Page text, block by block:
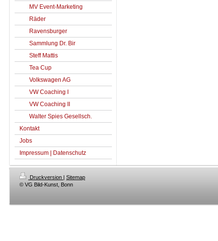
MV Event-Marketing
Räder
Ravensburger
Sammlung Dr. Bir
Steff Mattis
Tea Cup
Volkswagen AG
VW Coaching I
VW Coaching II
Walter Spies Gesellsch.
Kontakt
Jobs
Impressum | Datenschutz
Druckversion | Sitemap
© VG Bild-Kunst, Bonn